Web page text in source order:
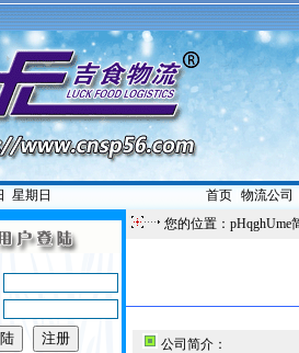
星期日 首页| 物流公司
您的位置：pHqghUme
公司简介：